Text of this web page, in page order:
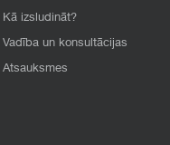
Kā izsludināt?
Vadība un konsultācijas
Atsauksmes